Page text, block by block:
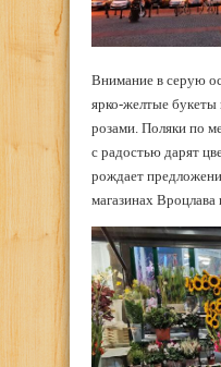
Внимание в серую
ярко-желтые букеты
розами. Поляки по
с радостью дарят
рождает
магазинах